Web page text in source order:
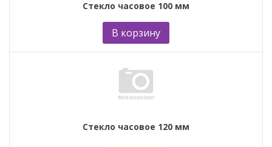
Стекло часовое 100 мм
В корзину
Стекло часовое 120 мм